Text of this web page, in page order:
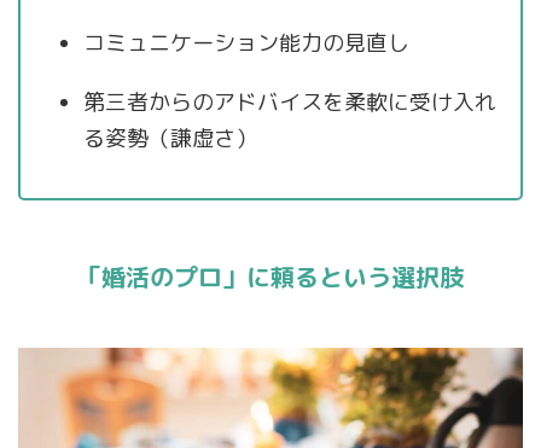
コミュニケーション能力の見直し
第三者からのアドバイスを柔軟に受け入れ
る姿勢（謙虚さ）
「婚活のプロ」に頼るという選択肢